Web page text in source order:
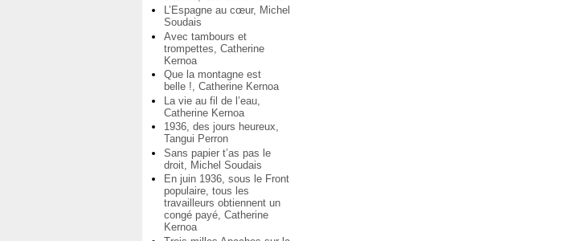
L’Espagne au cœur, Michel
Soudais
Avec tambours et
trompettes, Catherine
Kernoa
Que la montagne est
belle !, Catherine Kernoa
La vie au fil de l’eau,
Catherine Kernoa
1936, des jours heureux,
Tangui Perron
Sans papier t’as pas le
droit, Michel Soudais
En juin 1936, sous le Front
populaire, tous les
travailleurs obtiennent un
congé payé, Catherine
Kernoa